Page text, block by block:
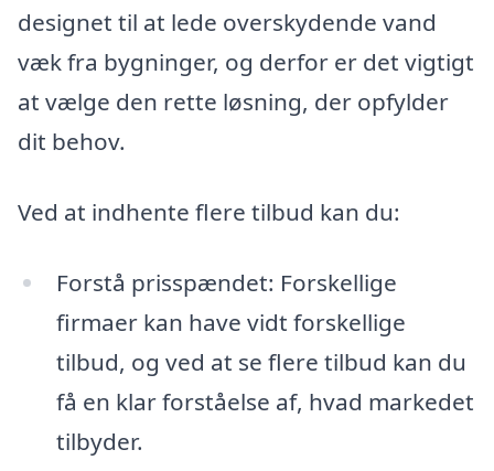
designet til at lede overskydende vand
væk fra bygninger, og derfor er det vigtigt
at vælge den rette løsning, der opfylder
dit behov.
Ved at indhente flere tilbud kan du:
Forstå prisspændet: Forskellige
firmaer kan have vidt forskellige
tilbud, og ved at se flere tilbud kan du
få en klar forståelse af, hvad markedet
tilbyder.